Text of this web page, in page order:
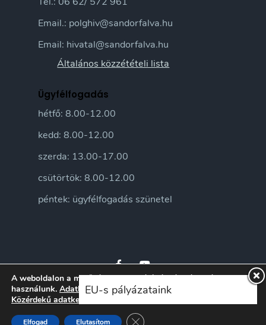
Email.: polghiv@sandorfalva.hu
Email: hivatal@sandorfalva.hu
Általános közzétételi lista
Ügyfélfogadás
hétfő: 8.00-12.00
kedd: 8.00-12.00
szerda: 13.00-17.00
csütörtök: 8.00-12.00
péntek: ügyfélfogadás szünetel
© 2026 Sándorfalva Város honlapja • Sándorfalvi Közös Önkormányzati
Hivatal 2016 | Minden jog fenntartva
EU-s pályázataink
A weboldalon a minőségi felhasználói élmény érdekében sütiket
használunk. Adatkezelési tájékoztatónkatitt ismerheti meg.
Közérdekű adatkezelési szabályzatunkat
Elfogad Elutasítom Close GDPR Cookie Banner